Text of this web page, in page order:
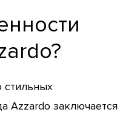
стильных
Azzardo заключается